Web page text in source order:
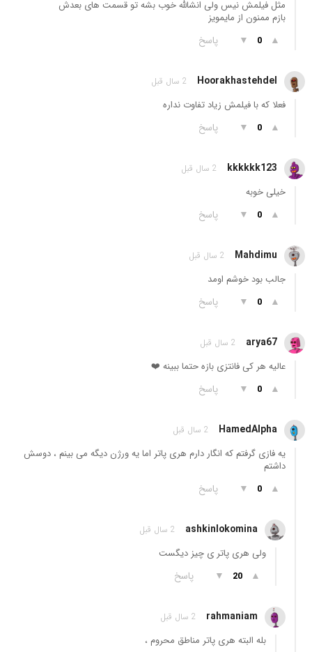
مثل فیلمش نیس ولی انشالله خوب بشه تو قسمت های بعدش
بازم ممنون از مایمویز
▲
0
▼ پاسخ
Hoorakhastehdel 2 سال قبل
فعلا که با فیلمش زیاد تفاوت نداره
▲
0
▼ پاسخ
kkkkkk123 2 سال قبل
خیلی خوبه
▲
0
▼ پاسخ
Mahdimu 2 سال قبل
جالب بود خوشم اومد
▲
0
▼ پاسخ
arya67 2 سال قبل
عالیه هر کی فانتزی بازه حتما ببینه ❤️
▲
0
▼ پاسخ
HamedAlpha 2 سال قبل
یه فازی گرفتم که انگار دارم هری پاتر اما یه ورژن دیگه می بینم ، دوسش
داشتم
▲
0
▼ پاسخ
ashkinlokomina 2 سال قبل
ولی هری پاتر ی چیز دیگست
▲
20
▼ پاسخ
rahmaniam 2 سال قبل
بله البته هری پاتر مناطق محروم ،